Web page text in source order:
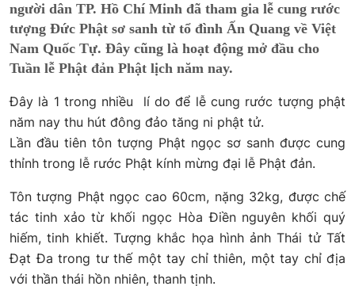
người dân TP. Hồ Chí Minh đã tham gia lễ cung rước
tượng Đức Phật sơ sanh từ tổ đình Ấn Quang về Việt
Nam Quốc Tự. Đây cũng là hoạt động mở đầu cho
Tuần lễ Phật đản Phật lịch năm nay.
Đây là 1 trong nhiều lí do để lễ cung rước tượng phật
năm nay thu hút đông đảo tăng ni phật tử.
Lần đầu tiên tôn tượng Phật ngọc sơ sanh được cung
thỉnh trong lễ rước Phật kính mừng đại lễ Phật đản.
Tôn tượng Phật ngọc cao 60cm, nặng 32kg, được chế
tác tinh xảo từ khối ngọc Hòa Điền nguyên khối quý
hiếm, tinh khiết. Tượng khắc họa hình ảnh Thái tử Tất
Đạt Đa trong tư thế một tay chỉ thiên, một tay chỉ địa
với thần thái hồn nhiên, thanh tịnh.